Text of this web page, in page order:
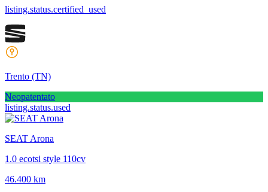
listing.status.certified_used
Trento (TN)
Neopatentato
listing.status.used
SEAT Arona
1.0 ecotsi style 110cv
46.400 km